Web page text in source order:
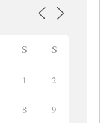
S S
1 2
8 9